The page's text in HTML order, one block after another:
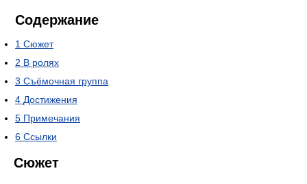
Содержание
1 Сюжет
2 В ролях
3 Съёмочная группа
4 Достижения
5 Примечания
6 Ссылки
Сюжет